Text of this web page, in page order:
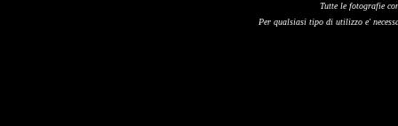
Tutte le fotografie
Per qualsiasi tipo di utilizzo e'